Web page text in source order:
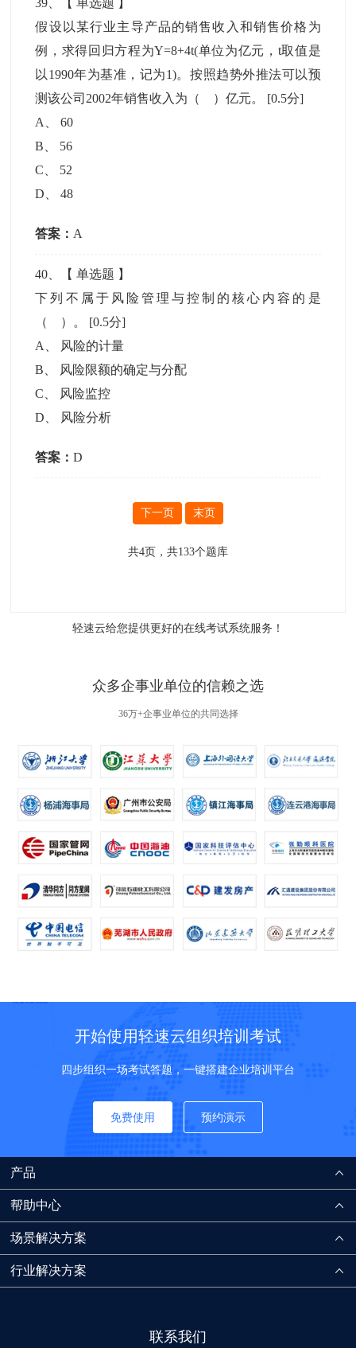
39 、【单选题 】
假设以某行业主导产品的销售收入和销售价格为
例，求得回归方程为Y=8+4t(单位为亿元，t取值是
以1990年为基准，记为1)。按照趋势外推法可以预
测该公司2002年销售收入为（ ）亿元。 [0.5分]
A
、60
B
56
C
52
D 、48
答案： A
40 、【单选题 】
下列不属于风险管理与控制的核心内容的是
（ ）。 [0.5分]
A
风险的计量
B
风险限额的确定与分配
C
风险监控
D
风险分析
答案：D
下一页 末页
共4页，共133个题库
轻速云给您提供更好的在线考试系统服务！
众多企事业单位的信赖之选
36万+企事业单位的共同选择
开始使用轻速云组织培训考试
四步组织一场考试答题，一键搭建企业培训平台
免费使用 预约演示
产品
帮助中心
场景解决方案
行业解决方案
联系我们